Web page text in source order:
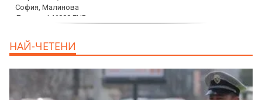
НАЙ-ЧЕТЕНИ